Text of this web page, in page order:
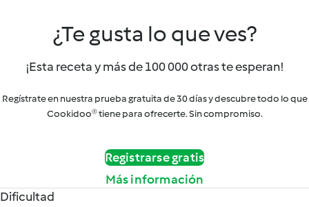
¿Te gusta lo que ves?
¡Esta receta y más de 100 000 otras te esperan!
Regístrate en nuestra prueba gratuita de 30 días y descubre todo lo que
Cookidoo® tiene para ofrecerte. Sin compromiso.
Registrarse gratis
Más información
Dificultad